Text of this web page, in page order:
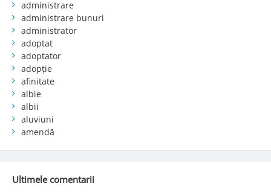
administrare
administrare bunuri
administrator
adoptat
adoptator
adopție
afinitate
albie
albii
aluviuni
amendă
Ultimele comentarii